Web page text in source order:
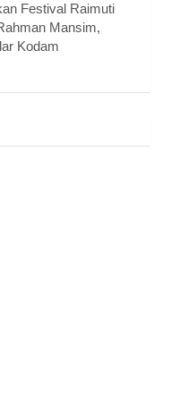
Festival Raimuti
Mansim,
Kodam